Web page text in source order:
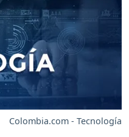
Colombia.com - Tecnología